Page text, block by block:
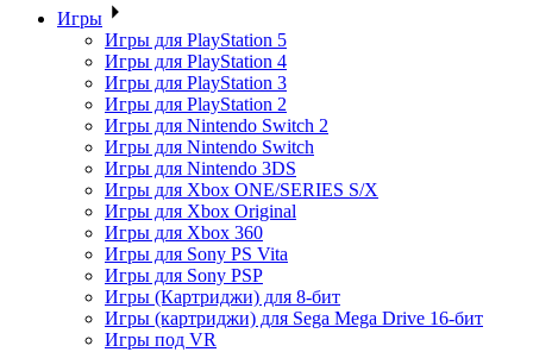
Игры
Игры для PlayStation 5
Игры для PlayStation 4
Игры для PlayStation 3
Игры для PlayStation 2
Игры для Nintendo Switch 2
Игры для Nintendo Switch
Игры для Nintendo 3DS
Игры для Xbox ONE/SERIES S/X
Игры для Xbox Original
Игры для Xbox 360
Игры для Sony PS Vita
Игры для Sony PSP
Игры (Картриджи) для 8-бит
Игры (картриджи) для Sega Mega Drive 16-бит
Игры под VR